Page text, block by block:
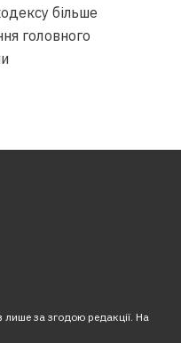
більше
головного
лише за згодою редакції. На